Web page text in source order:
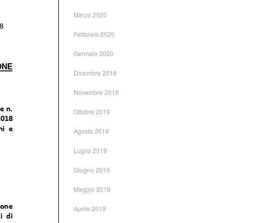
Marzo 2020
Febbraio 2020
Gennaio 2020
Dicembre 2019
Novembre 2019
Ottobre 2019
Agosto 2019
Luglio 2019
Giugno 2019
Maggio 2019
Aprile 2019